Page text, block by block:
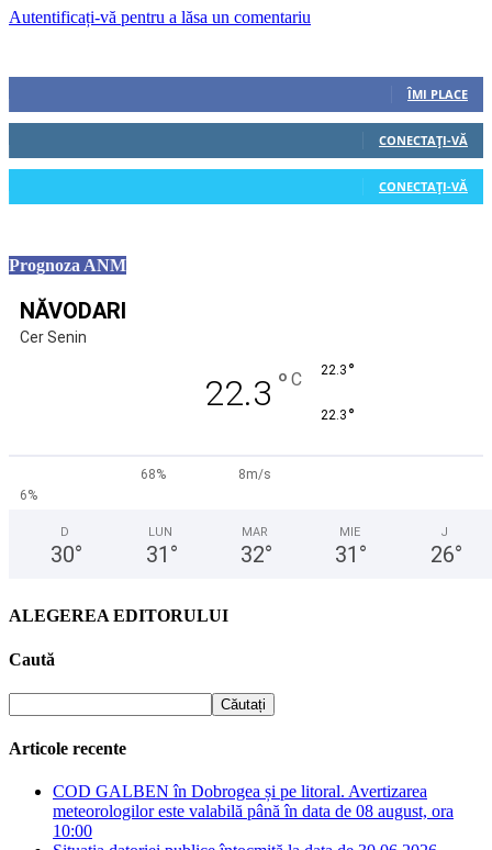
Autentificați-vă pentru a lăsa un comentariu
ÎMI PLACE
CONECTAȚI-VĂ
CONECTAȚI-VĂ
Prognoza ANM
NĂVODARI
Cer Senin
22.3 ° C 22.3 °
22.3 °
68%
8m/s
6%
D
30°
LUN
31 °
MAR
32°
MIE
31 °
J
26°
ALEGEREA EDITORULUI
Caută
Articole recente
COD GALBEN în Dobrogea și pe litoral. Avertizarea
meteorologilor este valabilă până în data de 08 august, ora
10:00